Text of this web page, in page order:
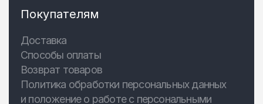
Покупателям
Доставка
Способы оплаты
Возврат товаров
Политика обработки персональных данных
и положение о работе с персональными